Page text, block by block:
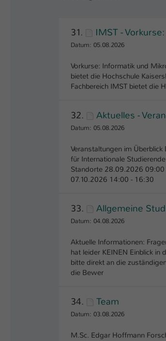
31. IMST -
Datum: 05.08.2026
Vorkurse: Informatik und
bietet die Hochschule
Fachbereich IMST bietet die
32. Aktuelles -
Datum: 05.08.2026
Veranstaltungen im
für Internationale
Standorte 28.09.2026 09:00
07.10.2026 14:00 - 16:30
33. Allgemeine
Datum: 04.08.2026
Aktuelle Informationen:
hat leider KEINEN Einblick
bitte direkt an die
die Bewer
34. Team
Datum: 03.08.2026
M.Sc. Edgar Hoffmann